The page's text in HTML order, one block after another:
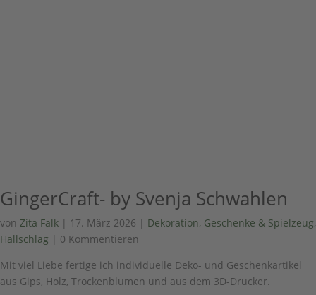
GingerCraft- by Svenja Schwahlen
von Zita Falk | 17. März 2026 | Dekoration, Geschenke & Spielzeug,
Hallschlag | 0 Kommentieren
Mit viel Liebe fertige ich individuelle Deko- und Geschenkartikel
aus Gips, Holz, Trockenblumen und aus dem 3D-Drucker.